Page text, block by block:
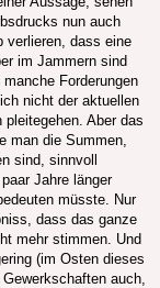
nun auch
verlieren, dass eine
im Jammern sind
Forderungen
nicht der aktuellen
Aber das
man die Summen,
sind, sinnvoll
Jahre länger
müsste. Nur
dass das ganze
mehr stimmen. Und
(im Osten dieses
auch,